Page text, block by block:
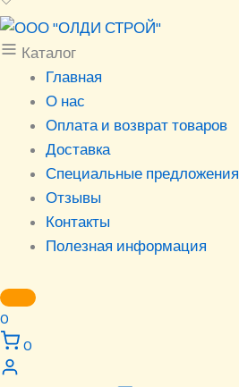
Каталог
Главная
О нас
Оплата и возврат товаров
Доставка
Специальные предложения
Отзывы
Контакты
Полезная информация
0
0